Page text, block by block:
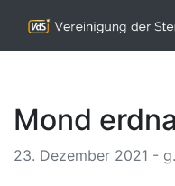
Mond
23. Dezember 2021 -